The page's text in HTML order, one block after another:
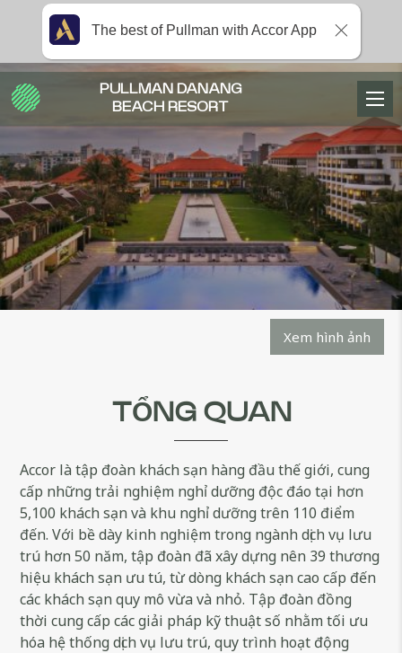
Xem hình ảnh
TỔNG QUAN
Accor là tập đoàn khách sạn hàng đầu thế giới, cung
cấp những trải nghiệm nghỉ dưỡng độc đáo tại hơn
5,100 khách sạn và khu nghỉ dưỡng trên 110 điểm
đến. Với bề dày kinh nghiệm trong ngành dịch vụ lưu
trú hơn 50 năm, tập đoàn đã xây dựng nên 39 thương
hiệu khách sạn ưu tú, từ dòng khách sạn cao cấp đến
các khách sạn quy mô vừa và nhỏ. Tập đoàn đồng
thời cung cấp các giải pháp kỹ thuật số nhằm tối ưu
hóa hệ thống dịch vụ lưu trú, quy trình hoạt động
PULLMAN DANANG
BEACH RESORT
The best of Pullman with Accor App